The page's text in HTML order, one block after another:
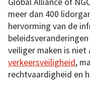
meer dan 400
hervorming van de
veiliger maken is niet
verkeersveiligheid,
rechtvaardigheid en